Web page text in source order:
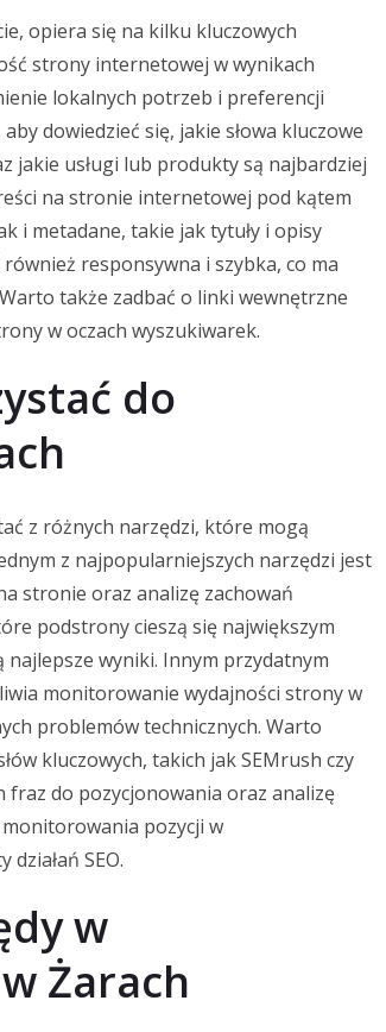
opiera się na kilku kluczowych
strony internetowej w wynikach
lokalnych potrzeb i preferencji
dowiedzieć się, jakie słowa kluczowe
jakie usługi lub produkty są najbardziej
na stronie internetowej pod kątem
i metadane, takie jak tytuły i opisy
responsywna i szybka, co ma
także zadbać o linki wewnętrzne
w oczach wyszukiwarek.
do
z różnych narzędzi, które mogą
z najpopularniejszych narzędzi jest
stronie oraz analizę zachowań
podstrony cieszą się największym
wyniki. Innym przydatnym
monitorowanie wydajności strony w
problemów technicznych. Warto
kluczowych, takich jak SEMrush czy
do pozycjonowania oraz analizę
pozycji w
SEO.
w
Żarach